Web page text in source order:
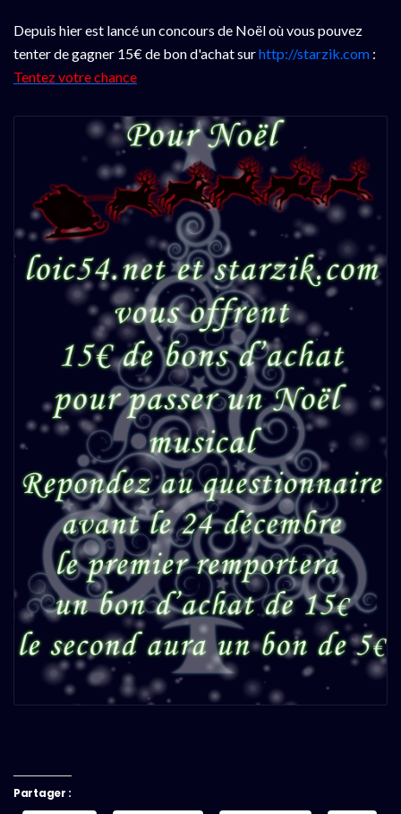
Depuis hier est lancé un concours de Noël où vous pouvez
tenter de gagner 15€ de bon d'achat surhttp://starzik.com :
Tentez votre chance
Partager :